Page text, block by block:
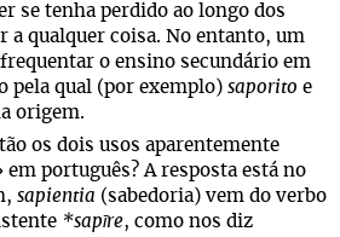
se tenha perdido ao longo dos
a qualquer coisa. No entanto, um
o ensino secundário em
pela qual (por exemplo) saporito e
origem.
os dois usos aparentemente
português? A resposta está no
sapientia (sabedoria) vem do verbo
*sapīre, como nos diz